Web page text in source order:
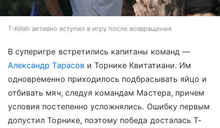
T-Killah активно вступил в игру после возвращения
В суперигре встретились капитаны команд —
Александр Тарасови Торнике Квитатиани. Им
одновременно приходилось подбрасывать яйцо и
отбивать мяч, следуя командам Мастера, причем
условия постепенно усложнялись. Ошибку первым
допустил Торнике, поэтому победа досталась T-